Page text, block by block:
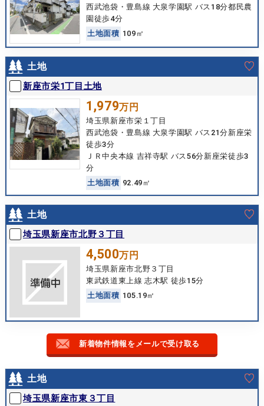
西武池袋・豊島線 大泉学園駅 バス18分都民農
園徒歩4分
土地面積 109㎡
土地
新座市栄1丁目土地
1,979万円
埼玉県新座市栄１丁目
西武池袋・豊島線 大泉学園駅 バス21分新座栄
徒歩3分
ＪＲ中央本線 吉祥寺駅 バス56分新座栄徒歩3
分
土地面積 92.49㎡
土地
埼玉県新座市北野３丁目
4,500万円
埼玉県新座市北野３丁目
東武鉄道東上線 志木駅 徒歩15分
土地面積 105.19㎡
新着物件情報をメールで受け取る
土地
埼玉県新座市東３丁目